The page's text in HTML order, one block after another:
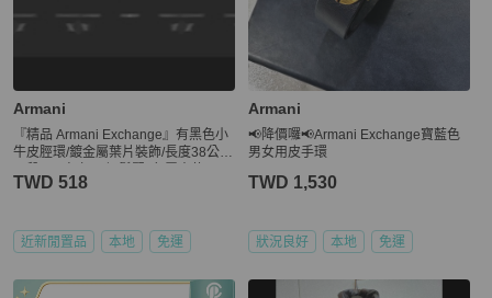
Armani
『精品 Armani Exchange』有黑色小
牛皮脛環/鍍金屬葉片裝飾/長度38公分
TWD 518
近新閒置品 本地 免運
Armani
📢降價囉📢Armani Exchange寶藍色
男女用皮手環
TWD 1,530
狀況良好 本地 免運